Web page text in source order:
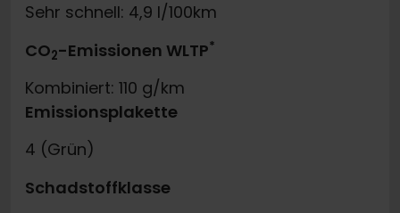
Sehr schnell: 4,9 l/100km
CO2-Emissionen WLTP*
Kombiniert: 110 g/km
Emissionsplakette
4 (Grün)
Schadstoffklasse